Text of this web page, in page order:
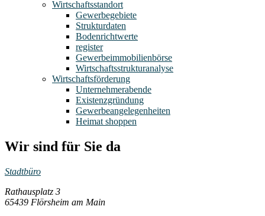
Wirtschaftsstandort
Gewerbegebiete
Strukturdaten
Bodenrichtwerte
register
Gewerbeimmobilienbörse
Wirtschaftsstrukturanalyse
Wirtschaftsförderung
Unternehmerabende
Existenzgründung
Gewerbeangelegenheiten
Heimat shoppen
Wir sind für Sie da
Stadtbüro
Rathausplatz 3
65439 Flörsheim am Main